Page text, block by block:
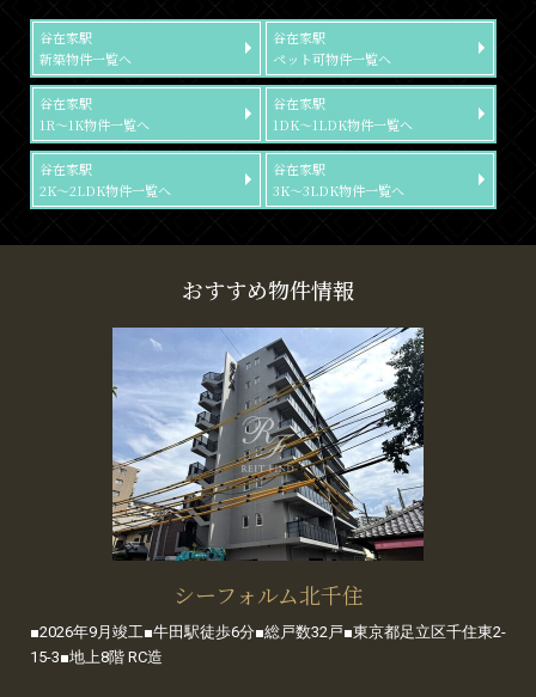
谷在家駅
新築物件一覧へ
谷在家駅
ペット可物件一覧へ
谷在家駅
1R～1K物件一覧へ
谷在家駅
1DK～1LDK物件一覧へ
谷在家駅
2K～2LDK物件一覧へ
谷在家駅
3K～3LDK物件一覧へ
おすすめ物件情報
シーフォルム北千住
■2026年9月竣工■牛田駅徒歩6分■総戸数32戸■東京都足立区千住東2-
15-3■地上8階 RC造